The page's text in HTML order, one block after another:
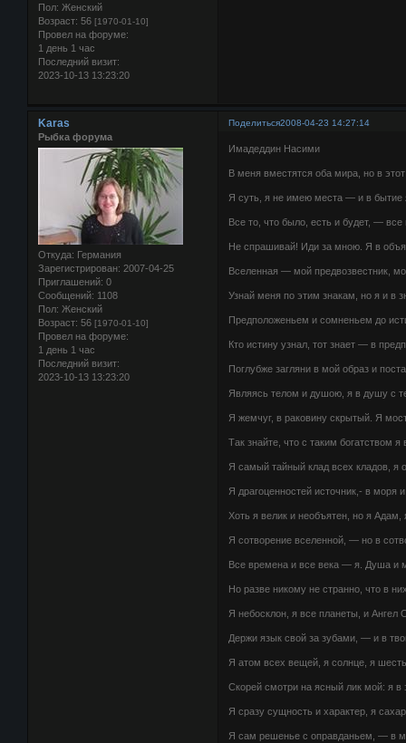
Пол: Женский
Возраст: 56 [1970-01-10]
Провел на форуме:
1 день 1 час
Последний визит:
2023-10-13 13:23:20
Поделиться2008-04-23 14:27:14
Karas
Рыбка форума
Откуда: Германия
Зарегистрирован: 2007-04-25
Приглашений: 0
Сообщений: 1108
Пол: Женский
Возраст: 56 [1970-01-10]
Провел на форуме:
1 день 1 час
Последний визит:
2023-10-13 13:23:20
Имадеддин Насими
В меня вместятся оба мира, но в
Я суть, я не имею места — и в бытие
Все то, что было, есть и будет, —
Не спрашивай! Иди за мною. Я в
Вселенная — мой предвозвестник,
Узнай меня по этим знакам, но я и в
Предположеньем и сомненьем до
Кто истину узнал, тот знает — в
Поглубже загляни в мой образ и
Являясь телом и душою, я в душу с
Я жемчуг, в раковину скрытый. Я
Так знайте, что с таким богатством
Я самый тайный клад всех кладов, я
Я драгоценностей источник,- в моря
Хоть я велик и необъятен, но я Адам,
Я сотворение вселенной, — но в
Все времена и все века — я. Душа и
Но разве никому не странно, что в
Я небосклон, я все планеты, и Ангел
Держи язык свой за зубами, — и в
Я атом всех вещей, я солнце, я
Скорей смотри на ясный лик мой: я в
Я сразу сущность и характер, я
Я сам решенье с оправданьем, — в